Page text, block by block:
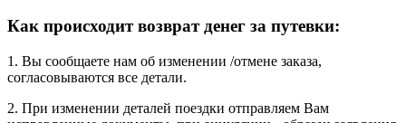
Как происходит возврат денег за путевки:
1. Вы сообщаете нам об изменении /отмене заказа,
согласовываются все детали.
2. При изменении деталей поездки отправляем Вам